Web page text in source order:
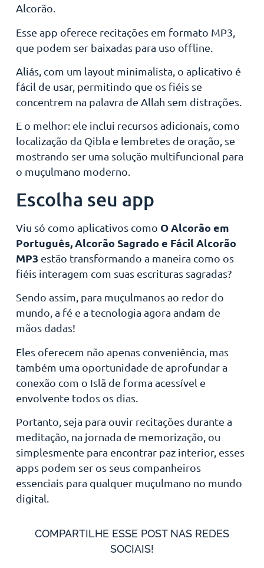
Alcorão.
Esse app oferece recitações em formato MP3,
que podem ser baixadas para uso offline.
Aliás, com um layout minimalista, o aplicativo é
fácil de usar, permitindo que os fiéis se
concentrem na palavra de Allah sem distrações.
E o melhor: ele inclui recursos adicionais, como
localização da Qibla e lembretes de oração, se
mostrando ser uma solução multifuncional para
o muçulmano moderno.
Escolha seu app
Viu só como aplicativos como O Alcorão em
Português, Alcorão Sagrado e Fácil Alcorão
MP3 estão transformando a maneira como os
fiéis interagem com suas escrituras sagradas?
Sendo assim, para muçulmanos ao redor do
mundo, a fé e a tecnologia agora andam de
mãos dadas!
Eles oferecem não apenas conveniência, mas
também uma oportunidade de aprofundar a
conexão com o Islã de forma acessível e
envolvente todos os dias.
Portanto, seja para ouvir recitações durante a
meditação, na jornada de memorização, ou
simplesmente para encontrar paz interior, esses
apps podem ser os seus companheiros
essenciais para qualquer muçulmano no mundo
digital.
COMPARTILHE ESSE POST NAS REDES
SOCIAIS!